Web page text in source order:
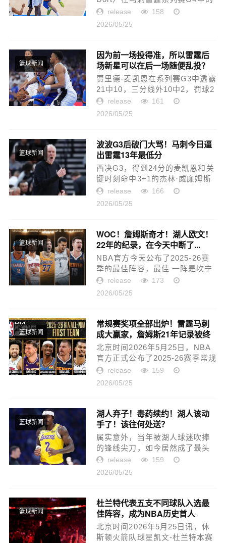
表现依然是惨不忍睹的水平。他
在17分21秒的出场时间内投篮2中
次...
release
158
2026/05/25
篮球新闻
因为前一场投得准，所以雷霆后
场新星可以在后一场随便乱投？
贾里德-麦凯恩在系列赛G3中透露
21中10，三分线外10中2，罚球2
中2，得到了24分4篮板1助攻的数
据，成为了雷霆战胜马刺的功
后赛...
release
161
2026/05/25
篮球新闻
波波G3后破门大骂！马刺今日逼
出雷霆13年最低分
西决G3，得到24分的麦凯恩和关
键时刻命中3+1的杰林·威廉姆斯
将马刺防守打爆。全场比赛，双
方替补席76比23的得分差距，触
间...
release
166
2026/05/25
篮球新闻
WOC！詹姆斯奇才！湖人欧文！
22年的纪录，在今天中断了...
NBA官方今天公布了2025-26赛
季的最佳阵容，最佳 一阵是坎宁
安、亚历山大、东契奇、文班亚
马、约基奇。最佳二阵是布伦
release
173
2026/05/25
篮球新闻
常规赛奖项全部出炉！雷霆马刺
成大赢家，詹姆斯21年记录被终
结
北京时间2026年5月25日，NBA
官方正式公布了2025-26赛季常规
赛的最佳阵容，其中入选最佳一
阵的五名球员分别是活塞队的坎
release
159
2026/05/25
篮球新闻
湖人弃子！毒药续约！湖人该动
手了！该往何处送？
属实意外，当年被湖人球迷吹捧
的锋线尖刀，如今居然成了最头
疼的包袱。今日，前湖人队记、
湖人媒体人Jovan Buha爆料，湖
很...
release
159
2026/05/25
篮球新闻
杜兰特代表五支不同球队入选最
佳阵容，成为NBA历史首人
北京时间2026年5月25日讯，休
斯顿火箭队球星凯文-杜兰特本赛